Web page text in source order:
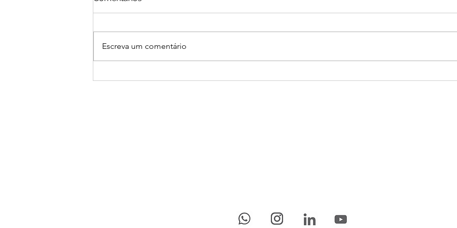
Escreva um comentário